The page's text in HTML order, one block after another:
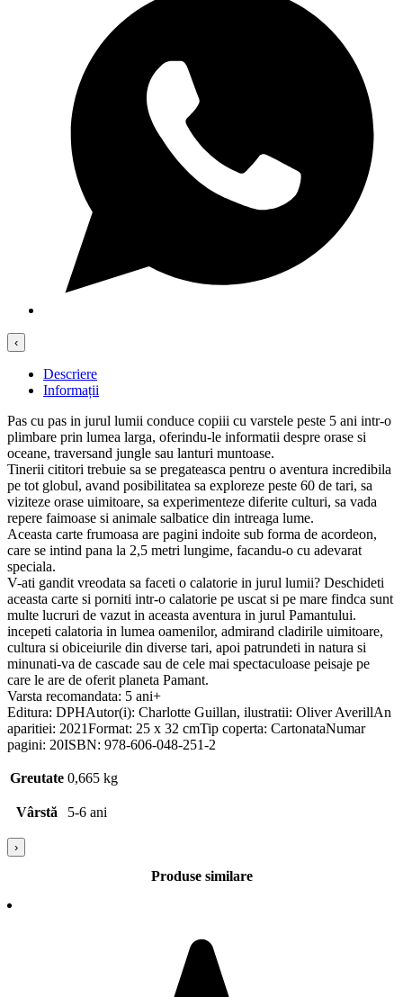
‹
Descriere
Informații
Pas cu pas in jurul lumii conduce copiii cu varstele peste 5 ani intr-o
plimbare prin lumea larga, oferindu-le informatii despre orase si
oceane, traversand jungle sau lanturi muntoase.
Tinerii cititori trebuie sa se pregateasca pentru o aventura incredibila
pe tot globul, avand posibilitatea sa exploreze peste 60 de tari, sa
viziteze orase uimitoare, sa experimenteze diferite culturi, sa vada
repere faimoase si animale salbatice din intreaga lume.
Aceasta carte frumoasa are pagini indoite sub forma de acordeon,
care se intind pana la 2,5 metri lungime, facandu-o cu adevarat
speciala.
V-ati gandit vreodata sa faceti o calatorie in jurul lumii? Deschideti
aceasta carte si porniti intr-o calatorie pe uscat si pe mare findca sunt
multe lucruri de vazut in aceasta aventura in jurul Pamantului.
incepeti calatoria in lumea oamenilor, admirand cladirile uimitoare,
cultura si obiceiurile din diverse tari, apoi patrundeti in natura si
minunati-va de cascade sau de cele mai spectaculoase peisaje pe
care le are de oferit planeta Pamant.
Varsta recomandata: 5 ani+
Editura: DPHAutor(i): Charlotte Guillan, ilustratii: Oliver AverillAn
aparitiei: 2021Format: 25 x 32 cmTip coperta: CartonataNumar
pagini: 20ISBN: 978-606-048-251-2
Greutate 0,665 kg
Vârstă 5-6 ani
›
Produse similare